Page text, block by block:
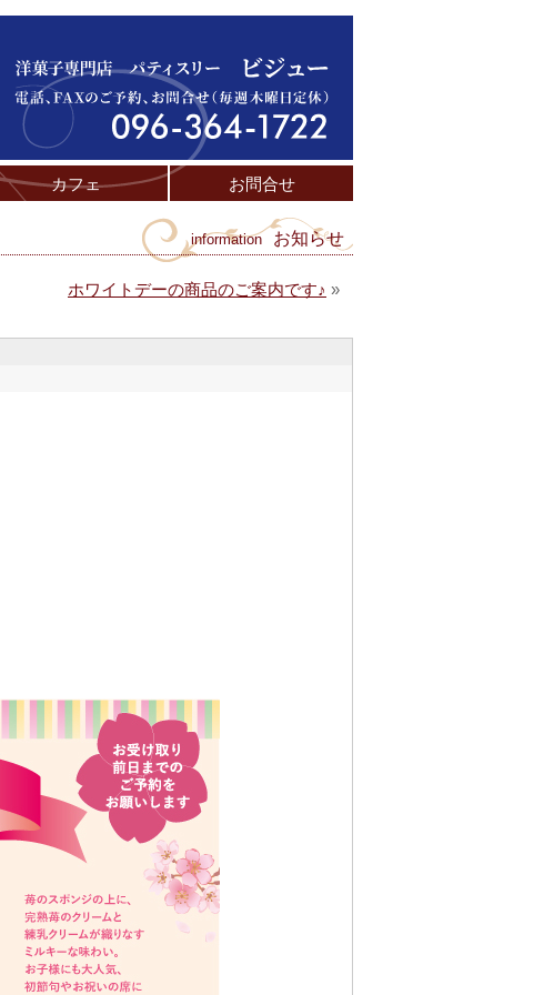
カフェ お問合せ
information お知らせ
ホワイトデーの商品のご案内です♪ »